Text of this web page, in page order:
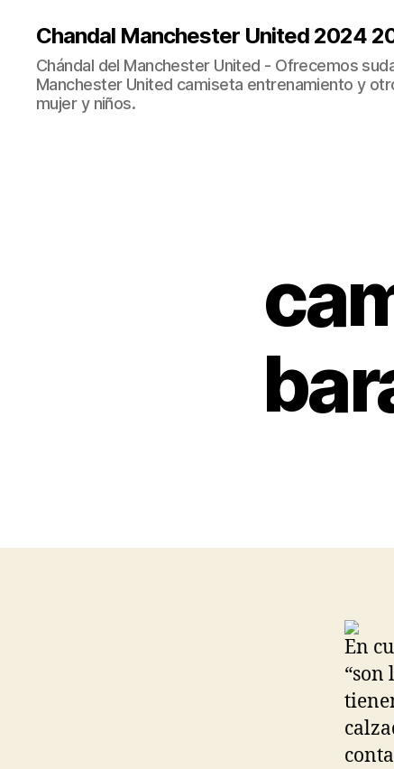
Chandal Manchester United 2024
Chándal del Manchester United - Ofrecemos
Manchester United camiseta entrenamiento y
mujer y niños.
En